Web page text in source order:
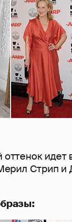
оттенок
Стрип